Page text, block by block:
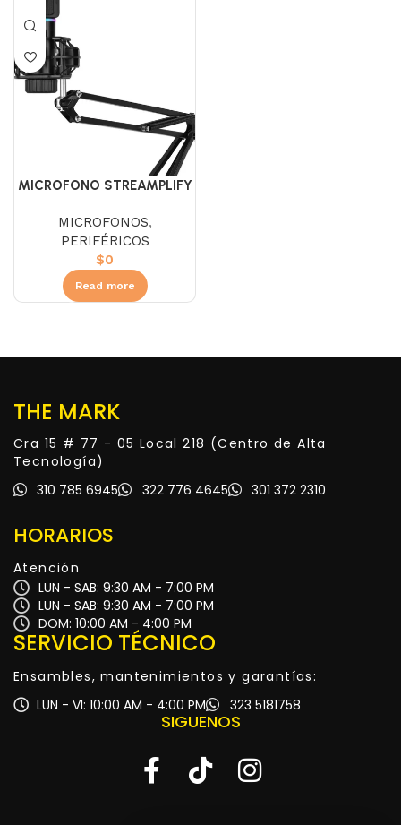
MICROFONO STREAMPLIFY
MICROFONOS,
PERIFÉRICOS
$0
Read more
THE MARK
Cra 15 # 77 - 05 Local 218 (Centro de Alta
Tecnología)
310 785 6945
322 776 4645 301 372 2310
HORARIOS
Atención
LUN - SAB: 9:30 AM - 7:00 PM
LUN - SAB: 9:30 AM - 7:00 PM
DOM: 10:00 AM - 4:00 PM
SERVICIO TÉCNICO
Ensambles, mantenimientos y garantías:
LUN - VI: 10:00 AM - 4:00 PM
323 5181758
SIGUENOS